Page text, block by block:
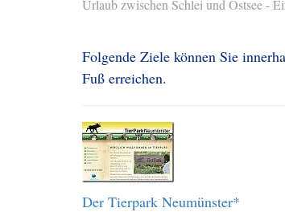
Urlaub zwischen Schlei und Ostsee -
Folgende Ziele können Sie
Fuß erreichen.
Der Tierpark Neumünster*